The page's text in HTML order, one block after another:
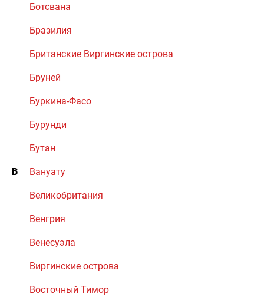
Ботсвана
Бразилия
Британские Виргинские острова
Бруней
Буркина-Фасо
Бурунди
Бутан
В Вануату
Великобритания
Венгрия
Венесуэла
Виргинские острова
Восточный Тимор